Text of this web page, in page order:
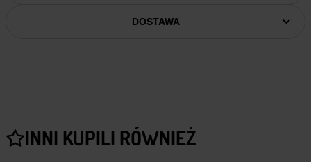
DOSTAWA
INNI KUPILI RÓWNIEŻ